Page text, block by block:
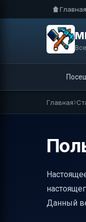
Главная
Главная
Данный